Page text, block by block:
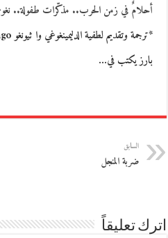
أحلامٌ في زمن الحرب.. مذكّرات طفولة..
بارز يكتب في…
السابق
ضربة المنجل
اترك تعليقاً